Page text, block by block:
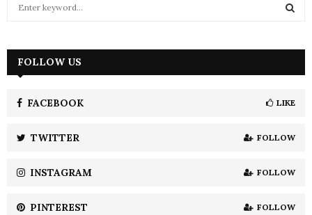
h
H
FOLLOW US
FACEBOOK LIKE
TWITTER FOLLOW
INSTAGRAM FOLLOW
PINTEREST FOLLOW